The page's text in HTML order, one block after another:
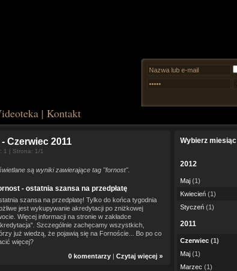
| Kontakt
- Czerwiec 2011
1 | Strona: 1/1
są wyniki zawierające tag "fornost".
- ostatnia szansa na przedpłatę
szansa na przedpłatę! Tylko do końca tygodnia
jest wykupywanie akredytacji po zniżkowej
Więcej informacji na stronie w zakładce
Szczególnie zachęcamy wszystkich,
już wiedzą, że pojawią się na Fornoście... Bo po co
więcej?
0 komentarzy | Czytaj więcej »
Wybierz miesiąc
2012
Maj (1)
Kwiecień (1)
Styczeń (1)
2011
Czerwiec (1)
Maj (1)
Marzec (1)